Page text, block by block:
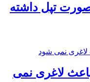
صورت تپل داشته
لاغری نمی